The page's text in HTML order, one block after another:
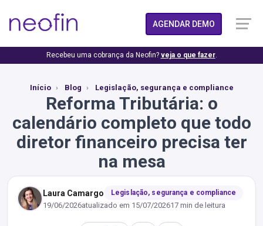
AGENDAR DEMO
Recebeu uma cobrança da Neofin? veja o que fazer.
Início Blog Legislação, segurança e compliance
Reforma Tributária: o
calendário completo que todo
diretor financeiro precisa ter
na mesa
Laura Camargo Legislação, segurança e compliance
19/06/2026atualizado em 15/07/202617 min de leitura